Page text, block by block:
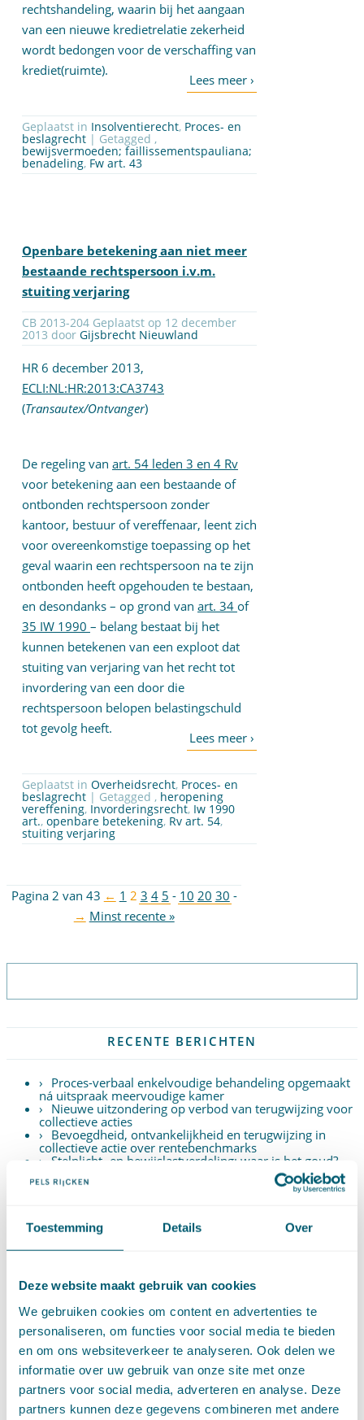
Toestemming Details Over
Deze website maakt gebruik van cookies
We gebruiken cookies om content en advertenties te
personaliseren, om functies voor social media te bieden
en om ons websiteverkeer te analyseren. Ook delen we
informatie over uw gebruik van onze site met onze
partners voor social media, adverteren en analyse. Deze
partners kunnen deze gegevens combineren met andere
rechtshandeling, waarin bij het aangaan
van een nieuwe kredietrelatie zekerheid
wordt bedongen voor de verschaffing van
krediet(ruimte).
Geplaatst in Insolventierecht, Proces- en
beslagrecht | Getagged ,
bewijsvermoeden; faillissementspauliana;
benadeling, Fw art. 43
Openbare betekening aan niet meer
bestaande rechtspersoon i.v.m.
stuiting verjaring
CB 2013-204 Geplaatst op 12 december
2013 door Gijsbrecht Nieuwland
HR 6 december 2013,
ECLI:NL:HR:2013:CA3743
(Transautex/Ontvanger)
De regeling van art. 54 leden 3 en 4 Rv
voor betekening aan een bestaande of
ontbonden rechtspersoon zonder
kantoor, bestuur of vereffenaar, leent zich
voor overeenkomstige toepassing op het
geval waarin een rechtspersoon na te zijn
ontbonden heeft opgehouden te bestaan,
en desondanks – op grond van art. 34 of
35 IW 1990 – belang bestaat bij het
kunnen betekenen van een exploot dat
stuiting van verjaring van het recht tot
invordering van een door die
rechtspersoon belopen belastingschuld
tot gevolg heeft.
Geplaatst in Overheidsrecht, Proces- en
beslagrecht | Getagged , heropening
vereffening, Invorderingsrecht, Iw 1990
art., openbare betekening, Rv art. 54,
stuiting verjaring
Pagina 2 van 43 ← 1 2 3 4 5 - 10 20 30 -
→ Minst recente »
RECENTE BERICHTEN
Proces-verbaal enkelvoudige behandeling opgemaakt
ná uitspraak meervoudige kamer
Nieuwe uitzondering op verbod van terugwijzing voor
collectieve acties
Bevoegdheid, ontvankelijkheid en terugwijzing in
collectieve actie over rentebenchmarks
Stelplicht- en bewijslastverdeling: waar is het goud?
Cassatievlog #171 | Uitzondering op het
terugverwijsverbod bij de WAMCA?
belastingzaken?
Kansspelovereenkomsten met een illegale aanbieder
zijn niet nietig
Aanbestedingsrecht
Aansprakelijkheid en schadevergoeding(342)
Arbeidsrecht(252)
(1)
Bijzondere overeenkomsten(47)
Caribisch recht (Aruba, Curaçao en Sint Maarten, BES)